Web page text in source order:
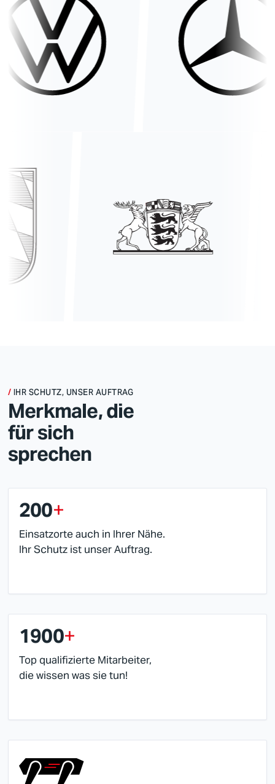
Merkmale, die
für sich
sprechen
IHR SCHUTZ, UNSER AUFTRAG
200+
Einsatzorte auch in Ihrer Nähe.
Ihr Schutz ist unser Auftrag.
1900+
Top qualifizierte Mitarbeiter,
die wissen was sie tun!